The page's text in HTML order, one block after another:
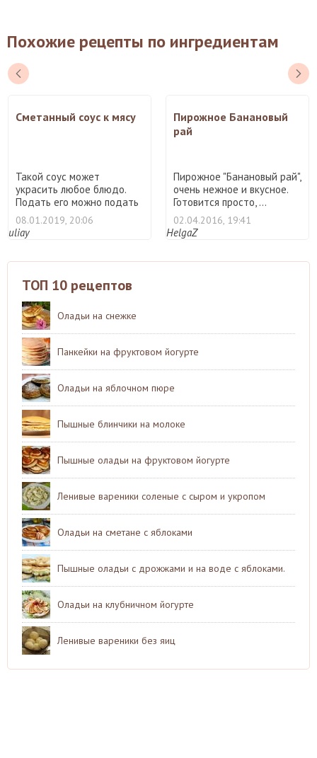
Похожие рецепты по ингредиентам
Сметанный соус к мясу
Такой соус может
украсить любое блюдо.
Подать его можно подать
практ ...
08.01.2019, 20:06
uliay
Пирожное Банановый
рай
Пирожное "Банановый рай",
очень нежное и вкусное.
Готовится просто, ...
02.04.2016, 19:41
HelgaZ
ТОП 10 рецептов
Оладьи на снежке
Панкейки на фруктовом йогурте
Оладьи на яблочном пюре
Пышные блинчики на молоке
Пышные оладьи на фруктовом йогурте
Ленивые вареники соленые с сыром и укропом
Оладьи на сметане с яблоками
Пышные оладьи с дрожжами и на воде с яблоками.
Оладьи на клубничном йогурте
Ленивые вареники без яиц